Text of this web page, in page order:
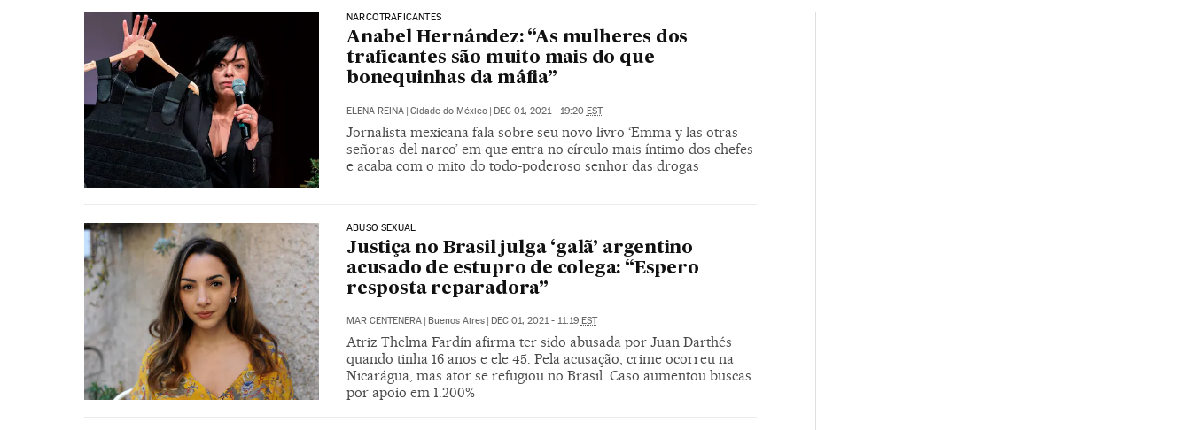
NARCOTRAFICANTES
Anabel Hernández: “As mulheres dos
traficantes são muito mais do que
bonequinhas da máfia”
ELENA REINA | Cidade do México | DEC 01, 2021 - 19:20 EST
Jornalista mexicana fala sobre seu novo livro ‘Emma y las otras
señoras del narco’ em que entra no círculo mais íntimo dos chefes
e acaba com o mito do todo-poderoso senhor das drogas
ABUSO SEXUAL
Justiça no Brasil julga ‘galã’ argentino
acusado de estupro de colega: “Espero
resposta reparadora”
MAR CENTENERA Buenos Aires DEC 01, 2021 - 11:19 EST
Atriz Thelma Fardín afirma ter sido abusada por Juan Darthés
quando tinha 16 anos e ele 45. Pela acusação, crime ocorreu na
Nicarágua, mas ator se refugiou no Brasil. Caso aumentou buscas
por apoio em 1.200%